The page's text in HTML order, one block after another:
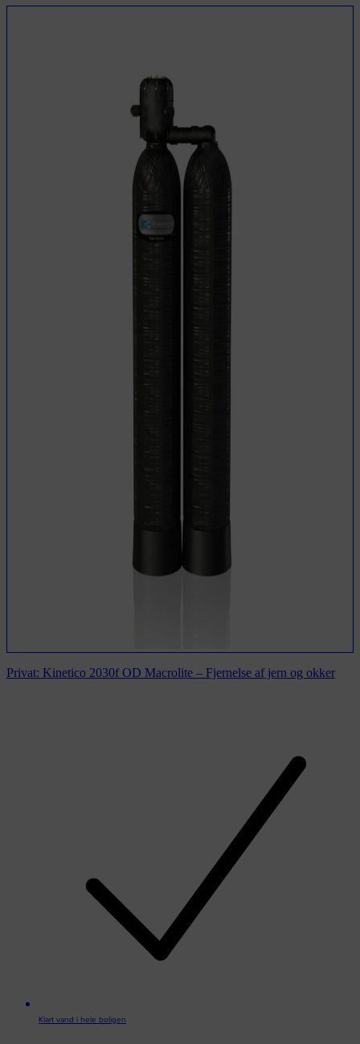
Privat: Kinetico 2030f OD Macrolite – Fjernelse af jern og okker
Klart vand i hele boligen